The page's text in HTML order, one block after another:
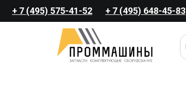
+ 7 (495) 575-41-52 + 7 (495) 648-45-83